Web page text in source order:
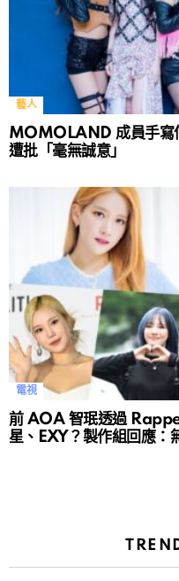
藝人
MOMOLAND 成員手寫
遭批「毫無誠意」
電視
前 AOA 智珉透過
星、EXY？製作組回應：